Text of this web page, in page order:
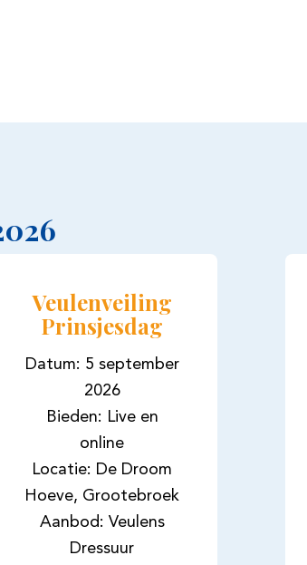
Veulenveiling
Prinsjesdag
Datum: 5 september
2026
Bieden: Live en
online
Locatie: De Droom
Hoeve, Grootebroek
Aanbod: Veulens
Dressuur